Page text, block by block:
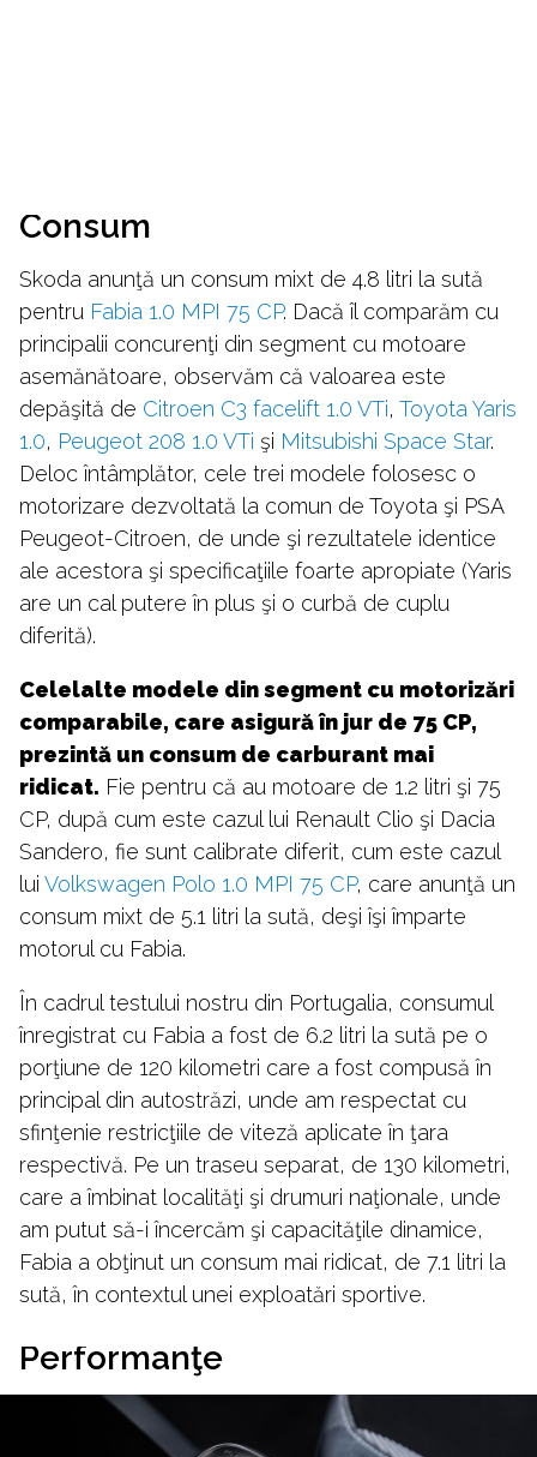
Consum
Skoda anunţă un consum mixt de 4.8 litri la sută
pentru Fabia 1.0 MPI 75 CP. Dacă îl comparăm cu
principalii concurenţi din segment cu motoare
asemănătoare, observăm că valoarea este
depăşită de Citroen C3 facelift 1.0 VTi, Toyota Yaris
1.0, Peugeot 208 1.0 VTi şi Mitsubishi Space Star.
Deloc întâmplător, cele trei modele folosesc o
motorizare dezvoltată la comun de Toyota şi PSA
Peugeot-Citroen, de unde şi rezultatele identice
ale acestora şi specificaţiile foarte apropiate (Yaris
are un cal putere în plus şi o curbă de cuplu
diferită).
Celelalte modele din segment cu motorizări
comparabile, care asigură în jur de 75 CP,
prezintă un consum de carburant mai
ridicat. Fie pentru că au motoare de 1.2 litri şi 75
CP, după cum este cazul lui Renault Clio şi Dacia
Sandero, fie sunt calibrate diferit, cum este cazul
lui Volkswagen Polo 1.0 MPI 75 CP, care anunţă un
consum mixt de 5.1 litri la sută, deşi îşi împarte
motorul cu Fabia.
În cadrul testului nostru din Portugalia, consumul
înregistrat cu Fabia a fost de 6.2 litri la sută pe o
porţiune de 120 kilometri care a fost compusă în
principal din autostrăzi, unde am respectat cu
sfinţenie restricţiile de viteză aplicate în ţara
respectivă. Pe un traseu separat, de 130 kilometri,
care a îmbinat localităţi şi drumuri naţionale, unde
am putut să-i încercăm şi capacităţile dinamice,
Fabia a obţinut un consum mai ridicat, de 7.1 litri la
sută, în contextul unei exploatări sportive.
Performanţe